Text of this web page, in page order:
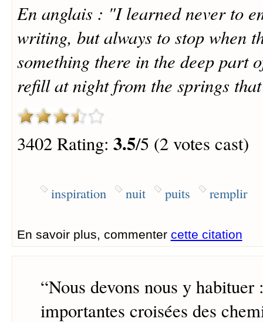
En anglais : "I learned never to
writing, but always to stop when
something there in the deep part
refill at night from the springs
3402 Rating: 3.5/5 (2 votes cast)
inspiration nuit puits remplir
En savoir plus, commenter cette citation
“Nous devons nous y habituer
importantes croisées des